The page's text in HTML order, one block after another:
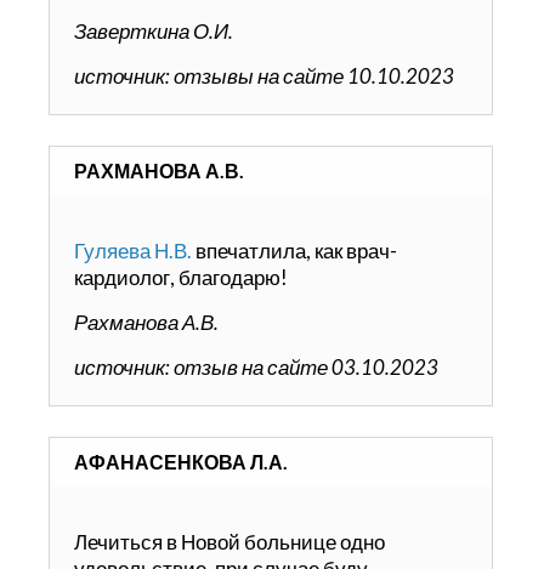
Заверткина О.И.
источник: отзывы на сайте 10.10.2023
РАХМАНОВА А.В.
Гуляева Н.В. впечатлила, как врач-
кардиолог, благодарю!
Рахманова А.В.
источник: отзыв на сайте 03.10.2023
АФАНАСЕНКОВА Л.А.
Лечиться в Новой больнице одно